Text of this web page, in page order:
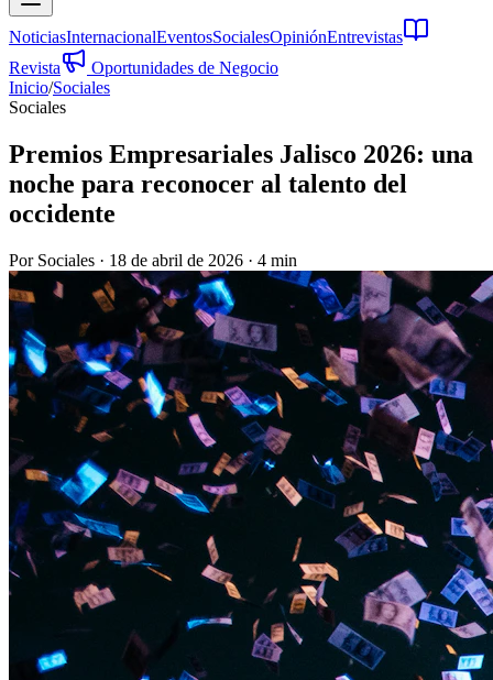
NoticiasInternacionalEventosSocialesOpiniónEntrevistas
Revista
Oportunidades de Negocio
Inicio/Sociales
Sociales
Premios Empresariales Jalisco 2026: una
noche para reconocer al talento del
occidente
Por Sociales · 18 de abril de 2026 · 4 min